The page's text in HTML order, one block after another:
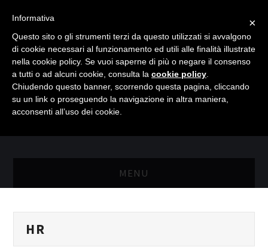
MENU
MASTER MARKETING & RETAIL
HR
×
Informativa
Questo sito o gli strumenti terzi da questo utilizzati si avvalgono
di cookie necessari al funzionamento ed utili alle finalità illustrate
nella cookie policy. Se vuoi saperne di più o negare il consenso
a tutti o ad alcuni cookie, consulta la cookie policy
Chiudendo questo banner, scorrendo questa pagina, cliccando
su un link o proseguendo la navigazione in altra maniera,
acconsenti all’uso dei cookie.